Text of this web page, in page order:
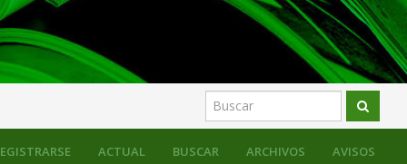
ACTUAL BUSCAR ARCHIVOS AVISOS
actividades formativas Monográfico